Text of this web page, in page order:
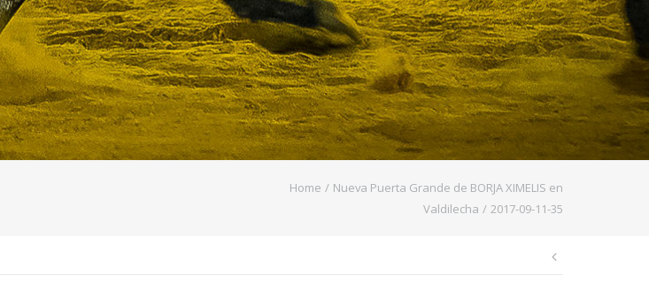
Home / Nueva Puerta Grande de BORJA XIMELIS en
Valdilecha / 2017-09-11-35